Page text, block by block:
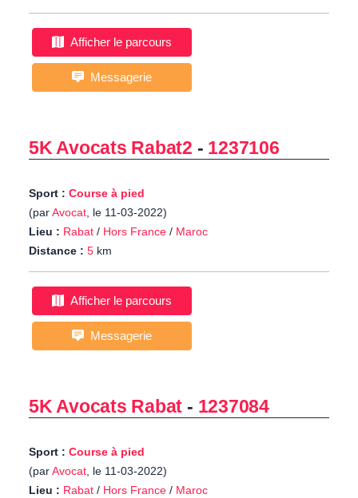
Afficher le parcours
Messagerie
5K Avocats Rabat2 - 1237106
Sport : Course à pied
(parAvocat, le 11-03-2022)
Lieu : Rabat / Hors France / Maroc
Distance : 5 km
Afficher le parcours
Messagerie
5K Avocats Rabat - 1237084
Sport : Course à pied
(parAvocat, le 11-03-2022)
Lieu : Rabat / Hors France / Maroc